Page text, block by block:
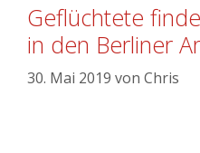
Geflüchtete
in den Berliner
30. Mai 2019 von Chris